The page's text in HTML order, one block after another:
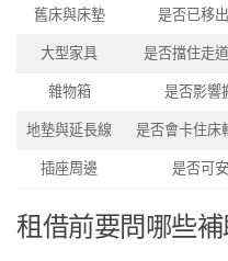
舊床與床墊 是否已移
大型家具 是否擋住走
雜物箱 是否影響
地墊與延長線 是否會卡住床
插座周邊 是否可
租借前要問哪些補